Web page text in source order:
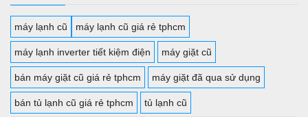
máy lạnh cũ máy lạnh cũ giá rẻ tphcm
máy lạnh inverter tiết kiệm điện máy giặt cũ
bán máy giặt cũ giá rẻ tphcm máy giặt đã qua sử dụng
bán tủ lạnh cũ giá rẻ tphcm tủ lạnh cũ